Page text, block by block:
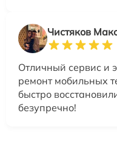
Чистяков
Отличный сервис и
ремонт мобильных
быстро
безупречно!